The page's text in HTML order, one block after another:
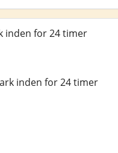
inden for 24 timer
inden for 24 timer